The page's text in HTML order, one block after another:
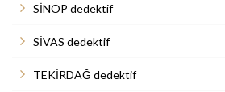
SİNOP dedektif
SİVAS dedektif
TEKİRDAĞ dedektif